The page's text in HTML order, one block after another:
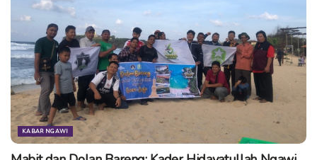
KABAR NGAWI